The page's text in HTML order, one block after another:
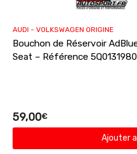
AUDI - VOLKSWAGEN ORIGINE
Bouchon de Réservoir
Seat – Référence
59,00€
Ajouter